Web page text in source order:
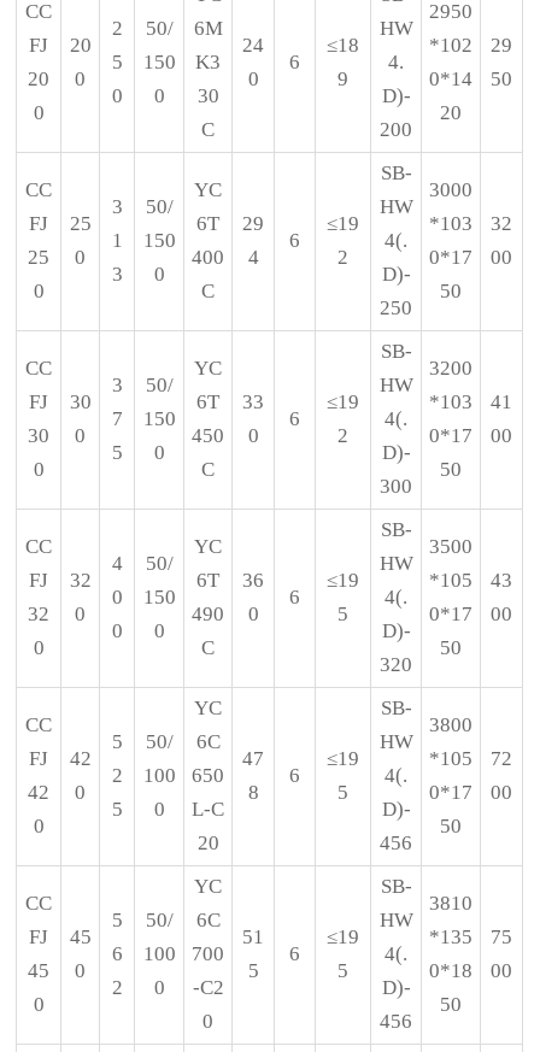
CC
FJ
20
0
20
0
2
5
0
50/
150
0
6M
K3
30
C
24
0
6
≤18
9
HW
4.
D)-
200
2950
*102
0*14
20
29
50
CC
FJ
25
0
25
0
3
1
3
50/
150
0
YC
6T
400
C
29
4
6
≤19
2
SB-
HW
4(.
D)-
250
3000
*103
0*17
50
32
00
CC
FJ
30
0
30
0
3
7
5
50/
150
0
YC
6T
450
C
33
0
6
≤19
2
SB-
HW
4(.
D)-
300
3200
*103
0*17
50
41
00
CC
FJ
32
0
32
0
4
0
0
50/
150
0
YC
6T
490
C
36
0
6
≤19
5
SB-
HW
4(.
D)-
320
3500
*105
0*17
50
43
00
CC
FJ
42
0
42
0
5
2
5
50/
100
0
YC
6C
650
L-C
20
47
8
6
≤19
5
SB-
HW
4(.
D)-
456
3800
*105
0*17
50
72
00
CC
FJ
45
0
45
0
5
6
2
50/
100
0
YC
6C
700
-C2
0
51
5
6
≤19
5
SB-
HW
4(.
D)-
456
3810
*135
0*18
50
75
00